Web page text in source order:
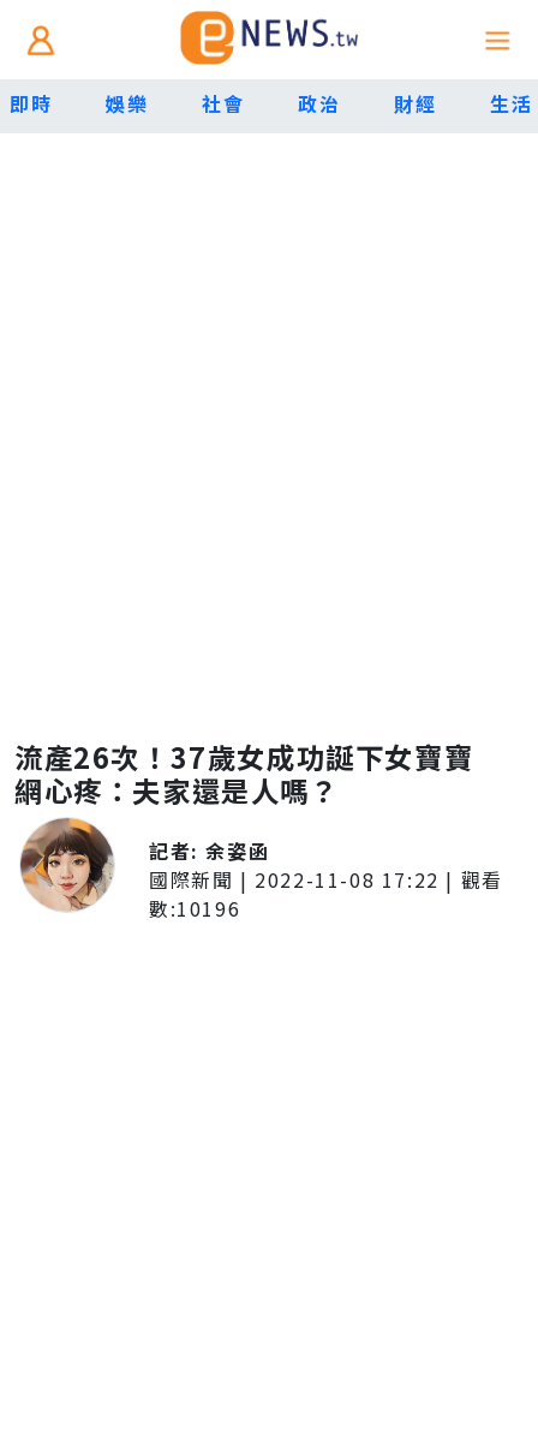
即時 娛樂 社會 政治 財經 生活
流產26次！37歲女成功誕下女寶寶
網心疼：夫家還是人嗎？
記者:余姿函
國際新聞 | 2022-11-08 17:22 | 觀看
數:10196